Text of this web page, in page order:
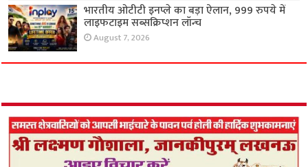
भारतीय ओटीटी इनप्ले का बड़ा ऐलान, 999 रुपये में
लाइफटाइम सब्सक्रिप्शन लॉन्च
August 7, 2026